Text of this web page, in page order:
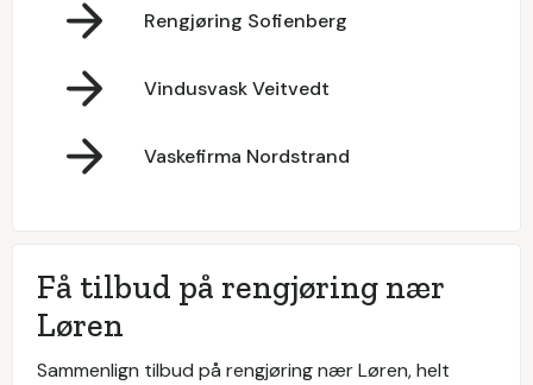
Rengjøring Sofienberg
Vindusvask Veitvedt
Vaskefirma Nordstrand
Få tilbud på rengjøring nær
Løren
Sammenlign tilbud på rengjøring nær Løren, helt